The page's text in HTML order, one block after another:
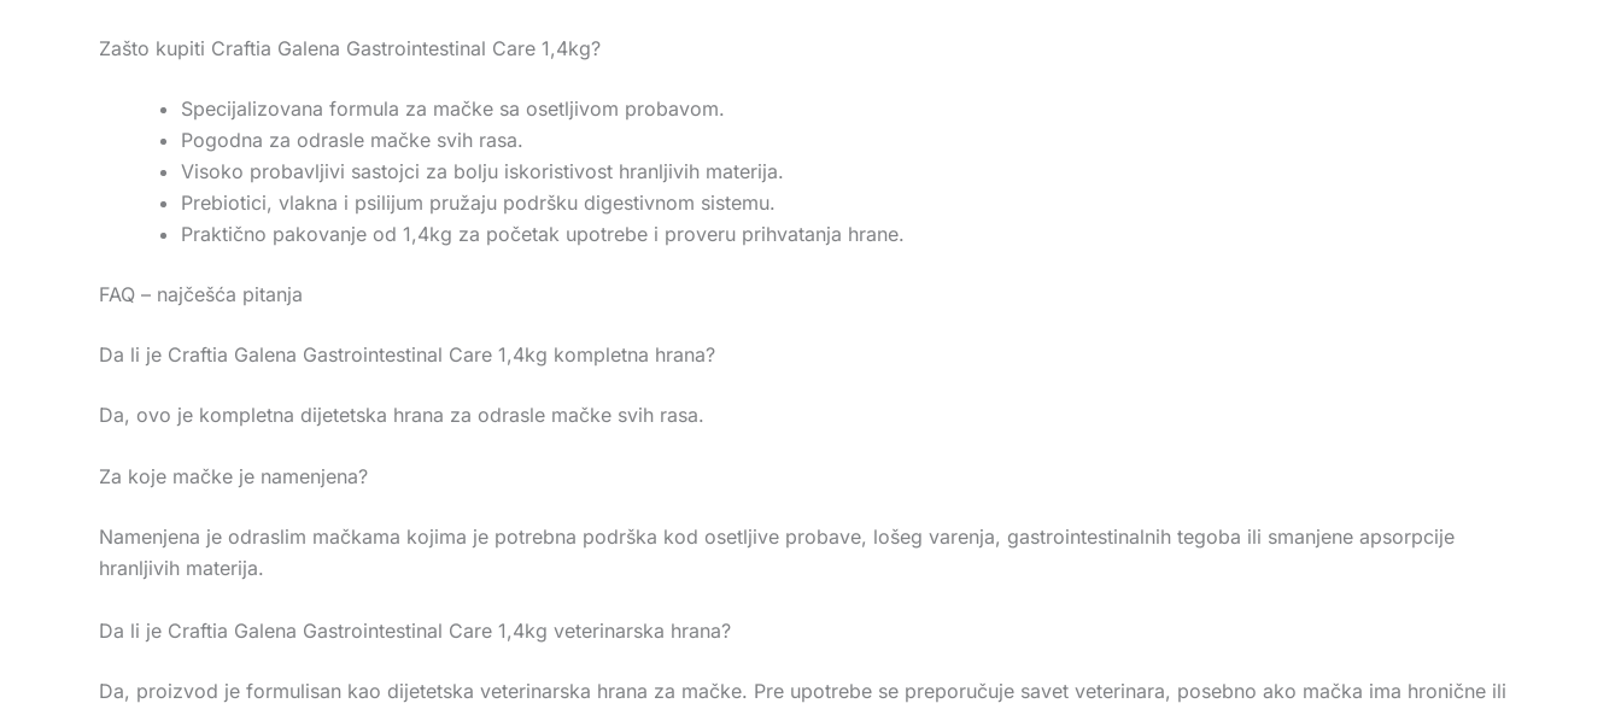
Zašto kupiti Craftia Galena Gastrointestinal Care 1,4kg?
Specijalizovana formula za mačke sa osetljivom probavom.
Pogodna za odrasle mačke svih rasa.
Visoko probavljivi sastojci za bolju iskoristivost hranljivih materija.
Prebiotici, vlakna i psilijum pružaju podršku digestivnom sistemu.
Praktično pakovanje od 1,4kg za početak upotrebe i proveru prihvatanja hrane.
FAQ – najčešća pitanja
Da li je Craftia Galena Gastrointestinal Care 1,4kg kompletna hrana?
Da, ovo je kompletna dijetetska hrana za odrasle mačke svih rasa.
Za koje mačke je namenjena?
Namenjena je odraslim mačkama kojima je potrebna podrška kod osetljive probave, lošeg varenja, gastrointestinalnih tegoba ili smanjene apsorpcije
hranljivih materija.
Da li je Craftia Galena Gastrointestinal Care 1,4kg veterinarska hrana?
Da, proizvod je formulisan kao dijetetska veterinarska hrana za mačke. Pre upotrebe se preporučuje savet veterinara, posebno ako mačka ima hronične ili